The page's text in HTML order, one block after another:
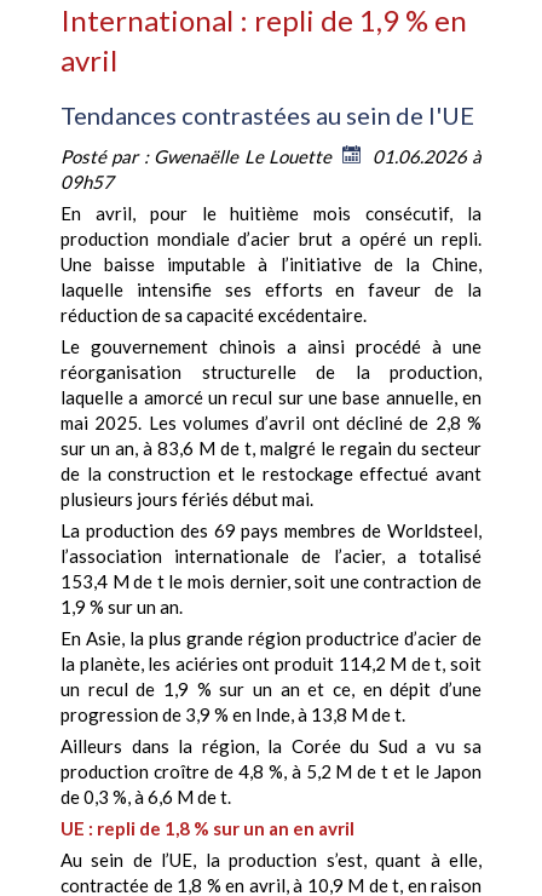
International : repli de 1,9 % en
avril
Tendances contrastées au sein de l'UE
Posté par : Gwenaëlle Le Louette
01.06.2026 à
09h57
En avril, pour le huitième mois consécutif, la
production mondiale d’acier brut a opéré un repli.
Une baisse imputable à l’initiative de la Chine,
laquelle intensifie ses efforts en faveur de la
réduction de sa capacité excédentaire.
Le gouvernement chinois a ainsi procédé à une
réorganisation structurelle de la production,
laquelle a amorcé un recul sur une base annuelle, en
mai 2025. Les volumes d’avril ont décliné de 2,8 %
sur un an, à 83,6 M de t, malgré le regain du secteur
de la construction et le restockage effectué avant
plusieurs jours fériés début mai.
La production des 69 pays membres de Worldsteel,
l’association internationale de l’acier, a totalisé
153,4 M de t le mois dernier, soit une contraction de
1,9 % sur un an.
En Asie, la plus grande région productrice d’acier de
la planète, les aciéries ont produit 114,2 M de t, soit
un recul de 1,9 % sur un an et ce, en dépit d’une
progression de 3,9 % en Inde, à 13,8 M de t.
Ailleurs dans la région, la Corée du Sud a vu sa
production croître de 4,8 %, à 5,2 M de t et le Japon
de 0,3 %, à 6,6 M de t.
UE : repli de 1,8 % sur un an en avril
Au sein de l’UE, la production s’est, quant à elle,
contractée de 1,8 % en avril, à 10,9 M de t, en raison